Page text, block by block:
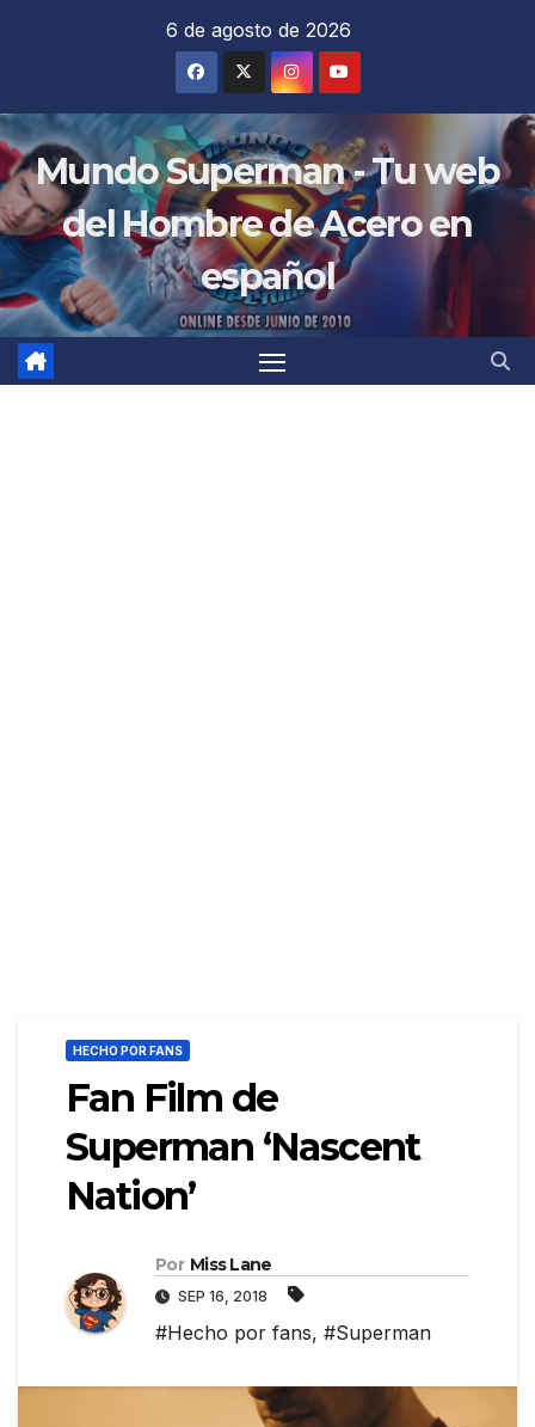
6 de agosto de 2026
Mundo Superman - Tu web
del Hombre de Acero en
español
HECHO POR FANS
Fan Film de
Superman ‘Nascent
Nation’
Por Miss Lane
SEP 16, 2018
#Hecho por fans, #Superman